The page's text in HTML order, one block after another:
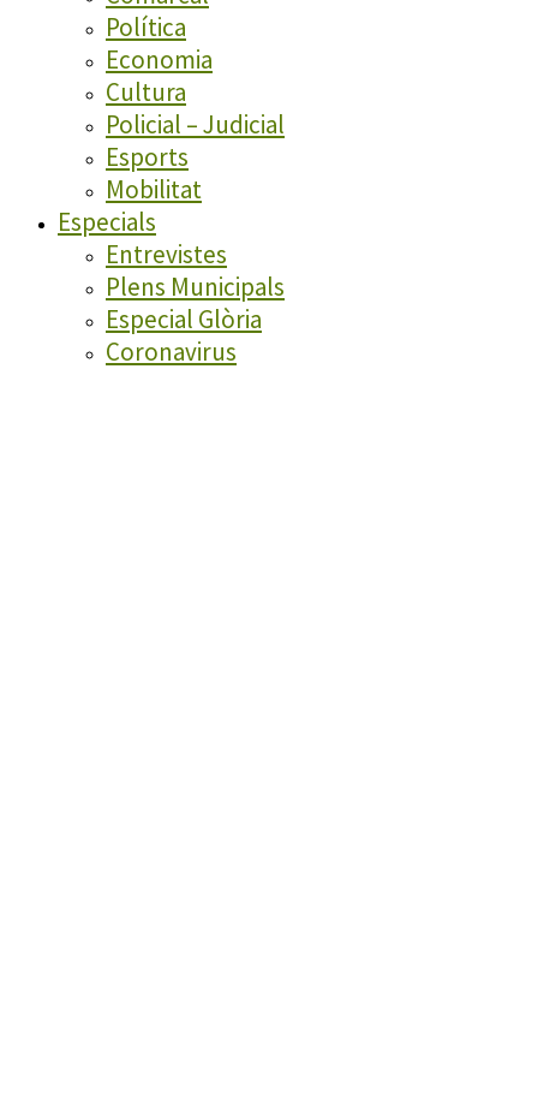
Política
Economia
Cultura
Policial – Judicial
Esports
Mobilitat
Especials
Entrevistes
Plens Municipals
Especial Glòria
Coronavirus